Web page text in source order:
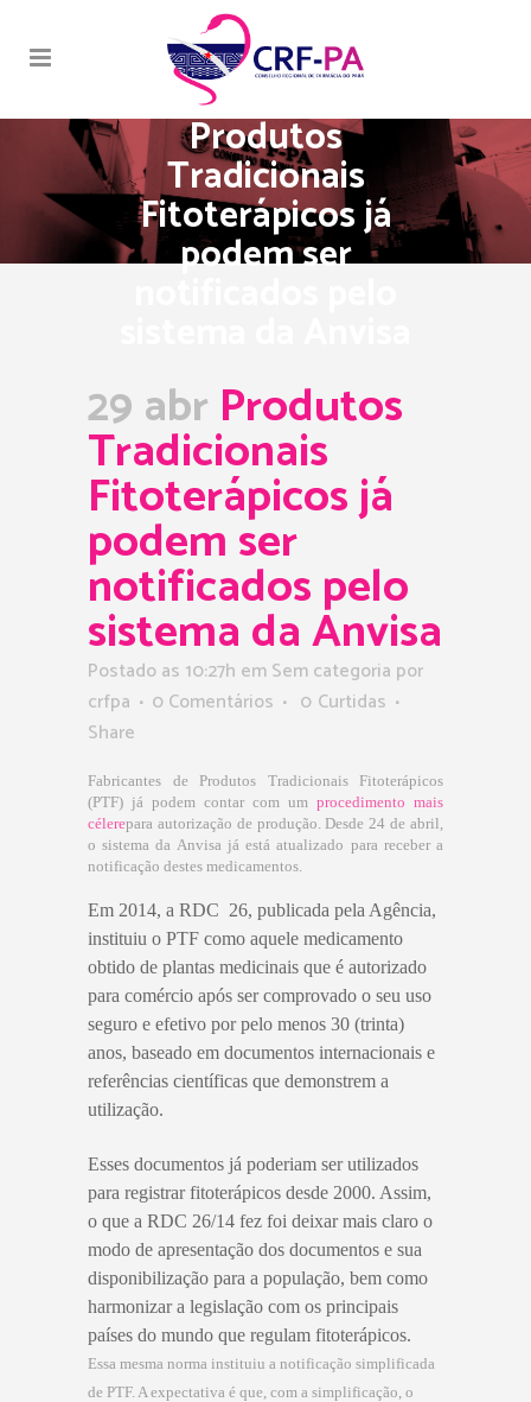
Produtos
Tradicionais
Fitoterápicos já
podem ser
29 abrProdutos
Tradicionais
Fitoterápicos já
podem ser
notificados pelo
sistema da Anvisa
Postado as 10:27h em Sem categoria por
crfpa
0 Comentários 0 Curtidas
Share
Fabricantes de Produtos Tradicionais Fitoterápicos
(PTF) já podem contar com um procedimento mais
célerepara autorização de produção. Desde 24 de abril,
o sistema da Anvisa já está atualizado para receber a
notificação destes medicamentos.
Em 2014, a RDC 26, publicada pela Agência,
instituiu o PTF como aquele medicamento
obtido de plantas medicinais que é autorizado
para comércio após ser comprovado o seu uso
seguro e efetivo por pelo menos 30 (trinta)
anos, baseado em documentos internacionais e
referências científicas que demonstrem a
utilização.
Esses documentos já poderiam ser utilizados
para registrar fitoterápicos desde 2000. Assim,
o que a RDC 26/14 fez foi deixar mais claro o
modo de apresentação dos documentos e sua
disponibilização para a população, bem como
harmonizar a legislação com os principais
países do mundo que regulam fitoterápicos.
Essa mesma norma instituiu a notificação simplificada
de PTF. A expectativa é que, com a simplificação, o